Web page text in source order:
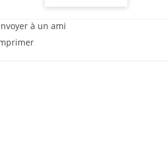
à un ami